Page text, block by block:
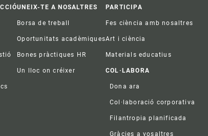
UNEIX-TE A NOSALTRES
Borsa de treball
Oportunitats acadèmiques
Bones pràctiques HR
Un lloc on créixer
PARTICIPA
Fes ciència amb nosaltres
Art i ciència
Materials educatius
COL·LABORA
Dona ara
Col·laboració corporativa
Filantropia planificada
Gràcies a vosaltres